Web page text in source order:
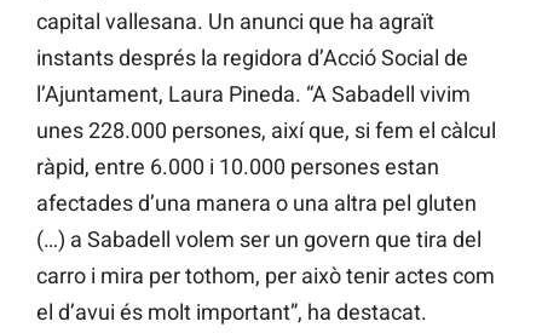
capital vallesana. Un anunci que ha agraït
instants després la regidora d’Acció Social de
l’Ajuntament, Laura Pineda. “A Sabadell vivim
unes 228.000 persones, així que, si fem el càlcul
ràpid, entre 6.000 i 10.000 persones estan
afectades d’una manera o una altra pel gluten
(…) a Sabadell volem ser un govern que tira del
carro i mira per tothom, per això tenir actes com
el d’avui és molt important”, ha destacat.